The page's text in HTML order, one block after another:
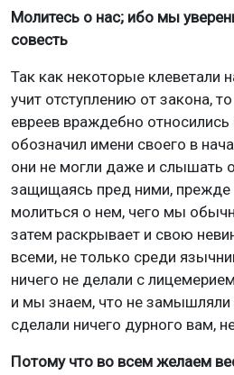
Молитесь о нас; ибо мы
совесть
Так как некоторые клеветали
учит отступлению от закона,
евреев враждебно
обозначил имени своего в
они не могли даже и слышать
защищаясь пред ними, прежде
молиться о нем, чего мы
затем раскрывает и свою
всеми, не только среди
ничего не делали с
и мы знаем, что не замышляли
сделали ничего дурного вам,
Потому что во всем желаем